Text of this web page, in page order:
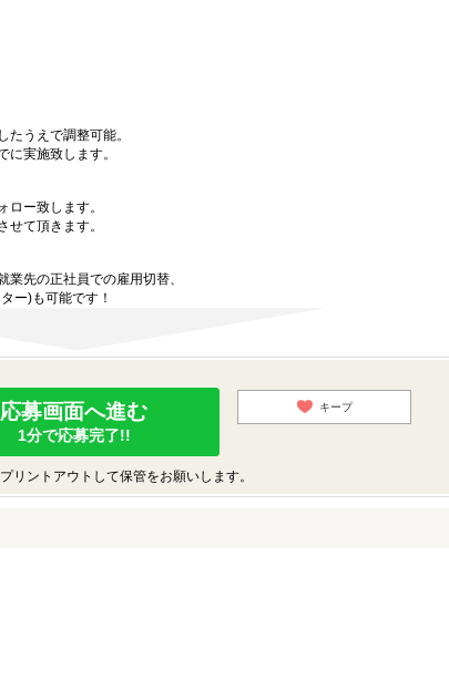
うえで調整可能。
に実施致します。
ー致します。
て頂きます。
先の正社員での雇用切替、
ー)も可能です！
応募画面へ進む
1分で応募完了!!
キープ
ントアウトして保管をお願いします。